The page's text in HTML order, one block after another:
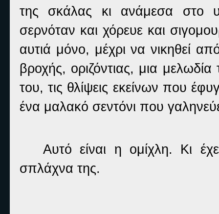
της σκάλας κι ανάμεσα στο
σερνόταν και χόρευε και
αυτιά μόνο, μέχρι να νικηθεί
βροχής, οριζόντιας, μια μελωδία
του, τις θλίψεις εκείνων που
ένα μαλακό σεντόνι που
Αυτό είναι η ομίχλη. Κι
σπλάχνα της.